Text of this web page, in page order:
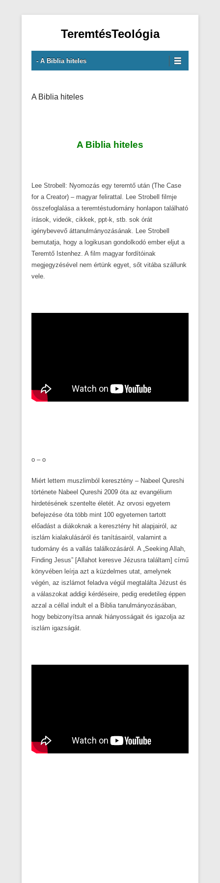
TeremtésTeológia
Primary Menu
Skip to content
- A Biblia hiteles
A Biblia hiteles
A Biblia hiteles
Lee Strobell: Nyomozás egy teremtő után (The Case
for a Creator) – magyar felirattal. Lee Strobell filmje
összefoglalása a teremtéstudomány honlapon található
írások, videók, cikkek, ppt-k, stb. sok órát
igénybevevő áttanulmányozásának. Lee Strobell
bemutatja, hogy a logikusan gondolkodó ember eljut a
Teremtő Istenhez. A film magyar fordítóinak
megjegyzésével nem értünk egyet, sőt vitába szállunk
vele.
o – o
Miért lettem muszlimból keresztény – Nabeel Qureshi
története Nabeel Qureshi 2009 óta az evangélium
hirdetésének szentelte életét. Az orvosi egyetem
befejezése óta több mint 100 egyetemen tartott
előadást a diákoknak a keresztény hit alapjairól, az
iszlám kialakulásáról és tanításairól, valamint a
tudomány és a vallás találkozásáról. A „Seeking Allah,
Finding Jesus” [Allahot keresve Jézusra találtam] című
könyvében leírja azt a küzdelmes utat, amelynek
végén, az iszlámot feladva végül megtalálta Jézust és
a válaszokat addigi kérdéseire, pedig eredetileg éppen
azzal a céllal indult el a Biblia tanulmányozásában,
hogy bebizonyítsa annak hiányosságait és igazolja az
iszlám igazságát.